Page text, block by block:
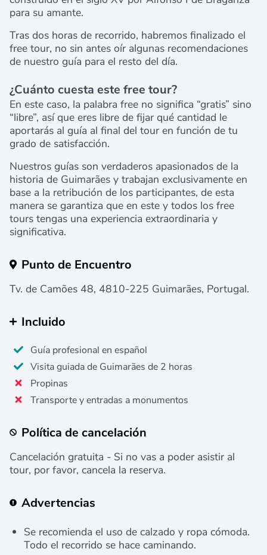
para su amante.
Tras dos horas de recorrido, habremos finalizado el
free tour, no sin antes oír algunas recomendaciones
de nuestro guía para el resto del día.
¿Cuánto cuesta este free tour?
En este caso, la palabra free no significa “gratis” sino
“libre”, así que eres libre de fijar qué cantidad le
aportarás al guía al final del tour en función de tu
grado de satisfacción.
Nuestros guías son verdaderos apasionados de la
historia de Guimarães y trabajan exclusivamente en
base a la retribución de los participantes, de esta
manera se garantiza que en este y todos los free
tours tengas una experiencia extraordinaria y
significativa.
Punto de Encuentro
Tv. de Camões 48, 4810-225 Guimarães, Portugal.
Incluido
Guía profesional en español
Visita guiada de Guimarães de 2 horas
Propinas
Transporte y entradas a monumentos
Política de cancelación
Cancelación gratuita - Si no vas a poder asistir al
tour, por favor, cancela la reserva.
Advertencias
Se recomienda el uso de calzado y ropa cómoda.
Todo el recorrido se hace caminando.